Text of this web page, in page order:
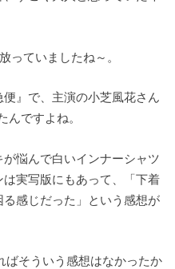
っていましたね～。
』で、主演の小芝風花さん
ですよね。
悩んで白いインナーシャツ
実写版にもあって、「下着
感じだった」という感想が
そういう感想はなかったか